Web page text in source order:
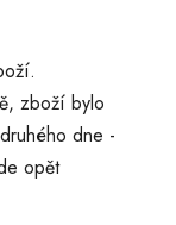
zboží bylo
dne -
opět